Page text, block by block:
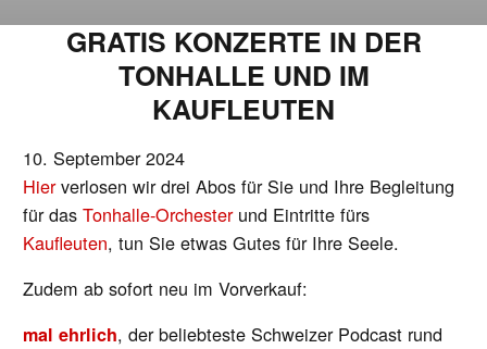
GRATIS KONZERTE IN DER
TONHALLE UND IM
KAUFLEUTEN
10. September 2024
Hierverlosen wir drei Abos für Sie und Ihre Begleitung
für dasTonhalle-Orchesterund Eintritte fürs
Kaufleuten, tun Sie etwas Gutes für Ihre Seele.
Zudem ab sofort neu im Vorverkauf:
mal ehrlich, der beliebteste Schweizer Podcast rund